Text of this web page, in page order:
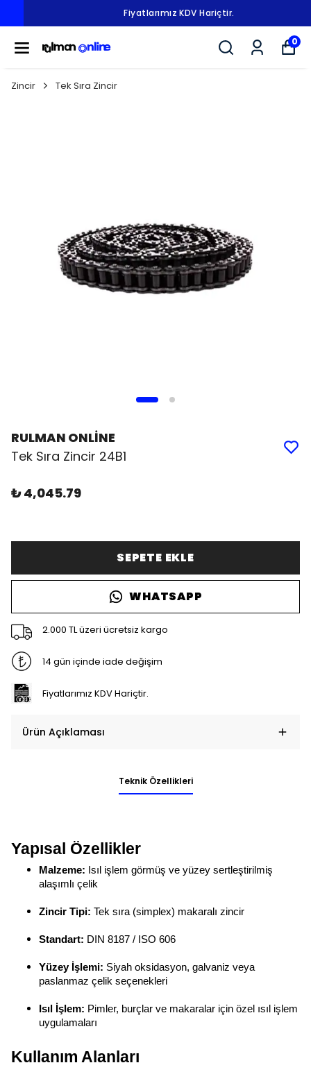
Fiyatlarımız KDV Hariçtir.
0
Zincir Tek Sıra Zincir
RULMAN ONLİNE
Tek Sıra Zincir 24B1
₺ 4,045.79
SEPETE EKLE
WHATSAPP
2.000 TL üzeri ücretsiz kargo
14 gün içinde iade değişim
Fiyatlarımız KDV Hariçtir.
Ürün Açıklaması
Teknik Özellikleri
Yapısal Özellikler
Malzeme: Isıl işlem görmüş ve yüzey sertleştirilmiş
alaşımlı çelik
Zincir Tipi: Tek sıra (simplex) makaralı zincir
Standart: DIN 8187 / ISO 606
Yüzey İşlemi: Siyah oksidasyon, galvaniz veya
paslanmaz çelik seçenekleri
Isıl İşlem: Pimler, burçlar ve makaralar için özel ısıl işlem
uygulamaları
Kullanım Alanları